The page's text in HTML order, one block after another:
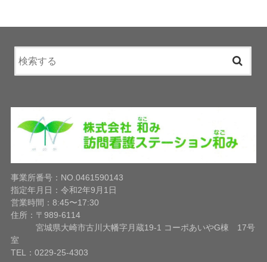
事業所番号：NO.0461590143
指定年月日：令和2年9月1日
営業時間：8:45〜17:30
住所：〒989-6114
宮城県大崎市古川大幡字月蔵19-1 コーポあいやG棟 17号
室
TEL：0229-25-4303